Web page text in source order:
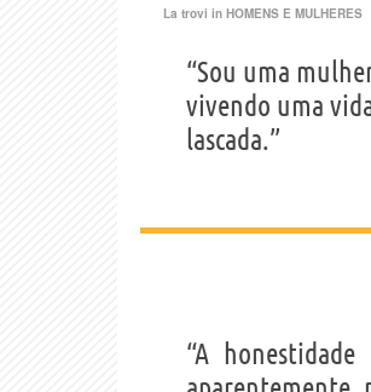
La trovi in HOMENS E MULHERES
“Sou uma
vivendo uma
lascada.”
“A